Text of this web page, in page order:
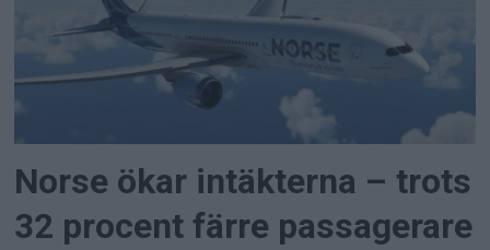
Norse ökar intäkterna – trots
32 procent färre passagerare